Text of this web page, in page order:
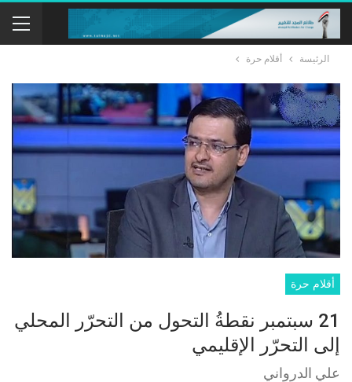
الرئيسة أقلام حرة
أقلام حرة
21 سبتمبر نقطةُ التحول من التحرّر المحلي
إلى التحرّر الإقليمي
علي الدرواني